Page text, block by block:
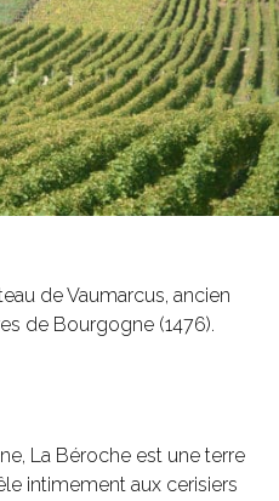
de Vaumarcus, ancien
de Bourgogne (1476).
La Béroche est une terre
intimement aux cerisiers